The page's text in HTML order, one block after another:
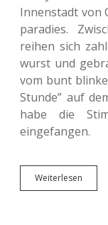
Innen­stadt von
pa­ra­dies.
reihen sich
wurst und
vom bunt
Stunde” auf
habe die
eingefangen.
Wei­ter­le­sen
stim­